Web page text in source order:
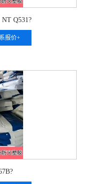
Q531?
报价+